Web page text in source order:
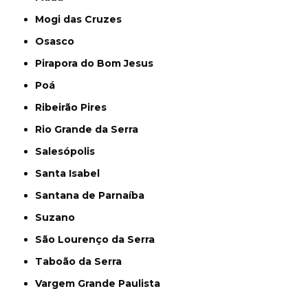
Mogi das Cruzes
Osasco
Pirapora do Bom Jesus
Poá
Ribeirão Pires
Rio Grande da Serra
Salesópolis
Santa Isabel
Santana de Parnaíba
Suzano
São Lourenço da Serra
Taboão da Serra
Vargem Grande Paulista